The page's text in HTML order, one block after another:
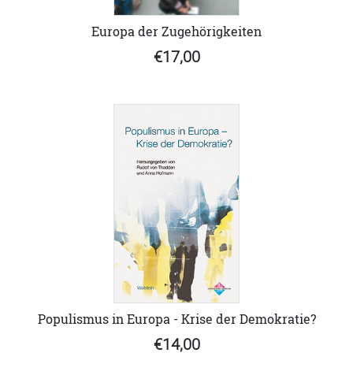
Europa der Zugehörigkeiten
€17,00
Populismus in Europa - Krise der Demokratie?
€14,00